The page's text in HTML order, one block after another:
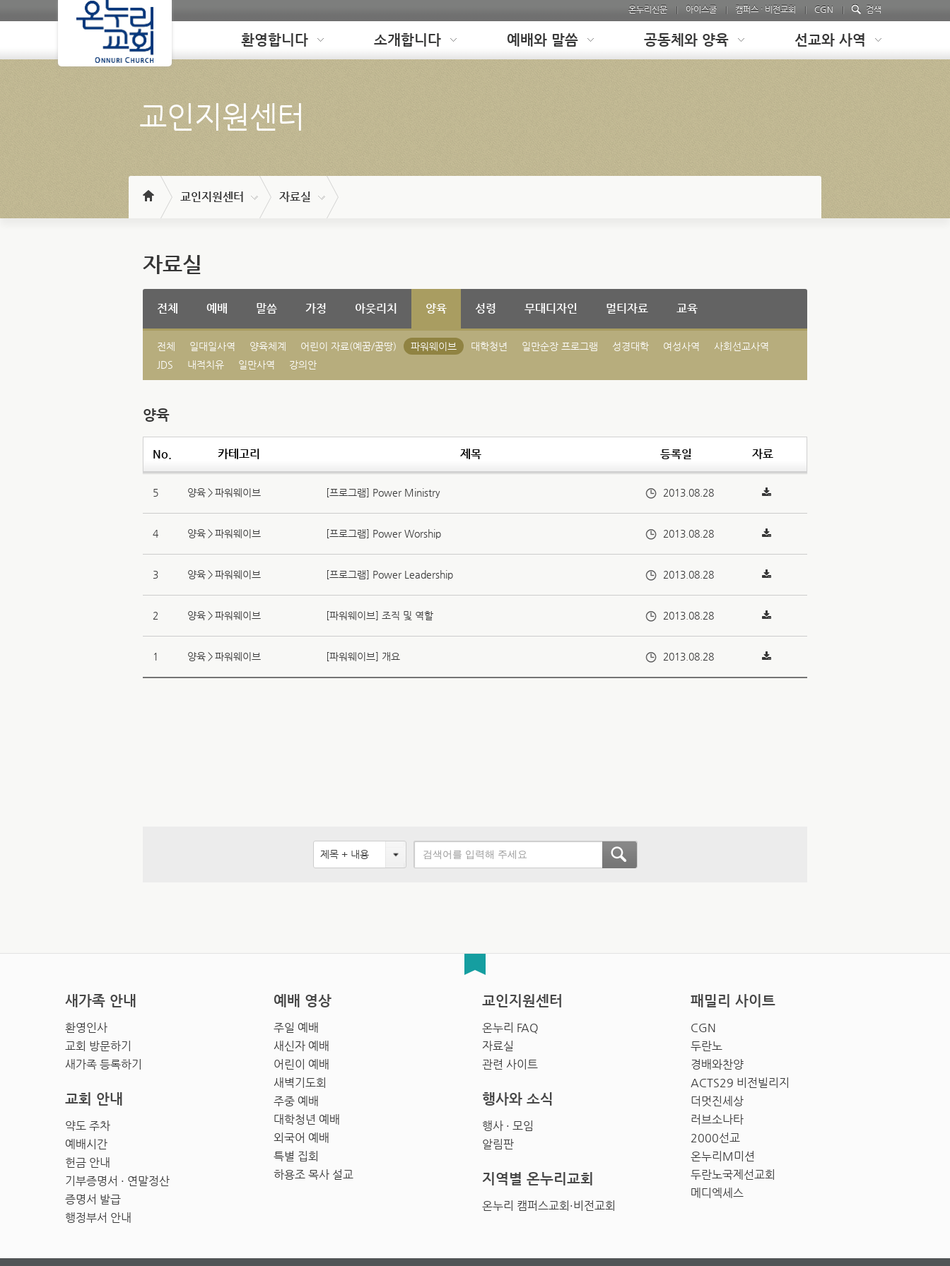
온누리신문 아이스쿨 캠퍼스 · 비전교회 CGN 검색
Loading 환영합니다 소개합니다 예배와 말씀 공동체와 양육 선교와 사역
교인지원센터
교인지원센터 자료실
자료실
전체 예배 말씀 가정 아웃리치 양육 성령 무대디자인 멀티자료 교육
전체 일대일사역 양육체계 어린이 자료(예꿈/꿈땅) 파워웨이브 대학청년 일만순장 프로그램 성경대학 여성사역
사회선교사역
JDS
내적치유 일만사역 강의안
양육
No. 카테고리 제목 등록일 자료
5 양육＞파워웨이브 [프로그램] Power Ministry 2013.08.28
4 양육＞파워웨이브 [프로그램] Power Worship 2013.08.28
3 양육＞파워웨이브 [프로그램] Power Leadership 2013.08.28
2 양육＞파워웨이브 [파워웨이브] 조직 및 역할 2013.08.28
1 양육＞파워웨이브 [파워웨이브] 개요 2013.08.28
제목 + 내용
새가족 안내
환영인사
교회 방문하기
새가족 등록하기
예배 영상
주일 예배
새신자 예배
어린이 예배
새벽기도회
주중 예배
대학청년 예배
외국어 예배
특별 집회
하용조 목사 설교
교인지원센터
온누리 FAQ
자료실
관련 사이트
패밀리 사이트
CGN
두란노
경배와찬양
ACTS29 비전빌리지
더멋진세상
러브소나타
2000선교
온누리M미션
두란노국제선교회
메디엑세스
교회 안내
약도 주차
예배시간
헌금 안내
기부증명서 · 연말정산
증명서 발급
행정부서 안내
행사와 소식
행사 · 모임
알림판
지역별 온누리교회
온누리 캠퍼스교회·비전교회